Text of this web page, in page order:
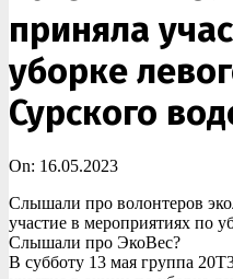
приняла
уборке
Сурского
On: 16.05.2023
Слышали про волонтеров
участие в мероприятиях по
Слышали про ЭкоВес?
В субботу 13 мая группа